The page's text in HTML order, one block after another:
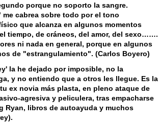
porque no soporto la sangre.
me cabrea sobre todo por el tono
que alcanza en algunos momentos
tiempo, de cráneos, del amor, del sexo…….
ni nada en general, porque en algunos
de "estrangulamiento". (Carlos Boyero)
la he dejado por imposible, no la
y no entiendo que a otros les llegue. Es la
ex novia más plasta, en pleno ataque de
agresiva y peliculera, tras empacharse
Ryan, libros de autoayuda y muchos